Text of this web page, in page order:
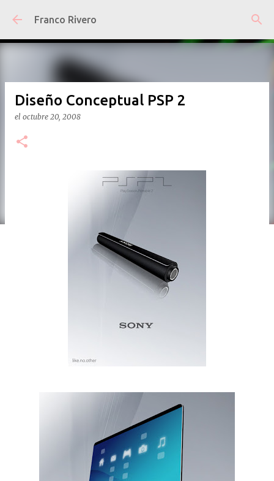
Ir al contenido principal
Franco Rivero
Diseño Conceptual PSP 2
el octubre 20, 2008